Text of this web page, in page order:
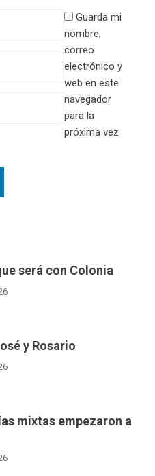
Guarda mi
nombre,
correo
electrónico y
web en este
navegador
para la
próxima vez
será con Colonia
y Rosario
mixtas empezaron a